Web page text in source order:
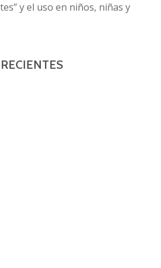
y el uso en niños, niñas y